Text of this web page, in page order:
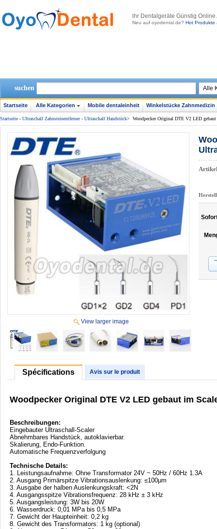
lhr Dentalgeräte Günstig
Neu auf oyodental.de? Hot Produkte
suchen
Startseite Alle Kategorien Mobile dentaleinheit Winkelstücke Zahnmedizin
Startseite - Ultraschall Zahnsteinentferner- Ultraschall Handstück> Woodpecker Original DTE V2 LED
View larger image
Spécifications Avis sur le produit
Woodpecker Original DTE V2 LED gebaut im
Beschreibungen:
Eingebauter Ultraschall-Scaler
Abnehmbares Handstück, autoklavierbar.
Skalierung, Endo-Funktion.
Automatische Frequenzverfolgung
Technische Details:
1. Leistungsaufnahme: Ohne Transformator 24V ~ 50Hz / 60Hz 1.3A
2. Ausgang Primärspitze Vibrationsauslenkung: ≤100μm
3. Ausgabe der halben Auslenkungskraft: <2N
4. Ausgangsspitze Vibrationsfrequenz: 28 kHz ± 3 kHz
5. Ausgangsleistung: 3W bis 20W
6. Wasserdruck: 0,01 MPa bis 0,5 MPa
7. Gewicht der Haupteinheit: 0,2 kg
8. Gewicht des Transformators: 1 kg (optional)